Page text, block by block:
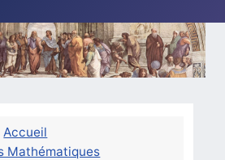
Accueil
Mathématiques